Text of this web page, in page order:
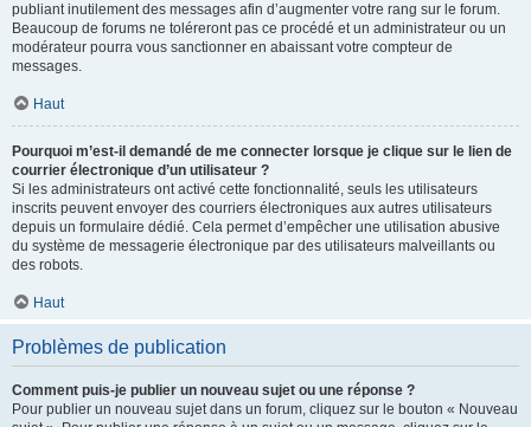
publiant inutilement des messages afin d’augmenter votre rang sur le forum.
Beaucoup de forums ne toléreront pas ce procédé et un administrateur ou un
modérateur pourra vous sanctionner en abaissant votre compteur de
messages.
Haut
Pourquoi m’est-il demandé de me connecter lorsque je clique sur le lien de
courrier électronique d’un utilisateur ?
Si les administrateurs ont activé cette fonctionnalité, seuls les utilisateurs
inscrits peuvent envoyer des courriers électroniques aux autres utilisateurs
depuis un formulaire dédié. Cela permet d’empêcher une utilisation abusive
du système de messagerie électronique par des utilisateurs malveillants ou
des robots.
Haut
Problèmes de publication
Comment puis-je publier un nouveau sujet ou une réponse ?
Pour publier un nouveau sujet dans un forum, cliquez sur le bouton « Nouveau